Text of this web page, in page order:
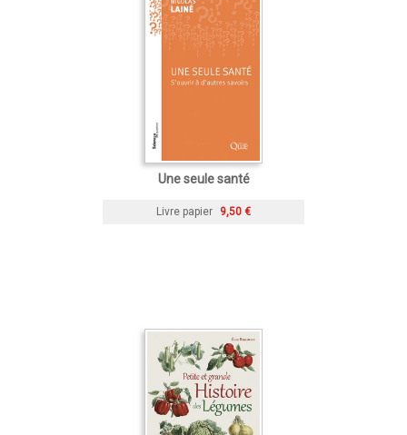
Une seule santé
Livre papier 9,50 €